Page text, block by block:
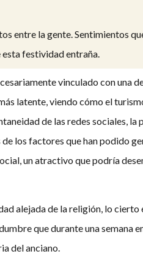
entre la gente. Sentimientos
esta festividad entraña.
vinculado con una
latente, viendo cómo el
de las redes sociales,
los factores que han podido
un atractivo que podría
alejada de la religión, lo cierto
que durante una semana
del anciano.